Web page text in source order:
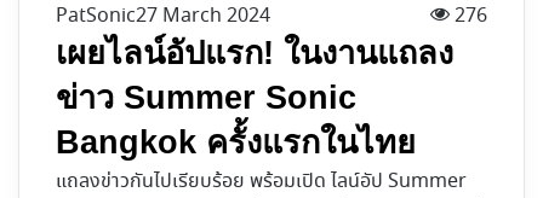
PatSonic27 March 2024 276
เผยไลน์อัปแรก! ในงานแถลง
ข่าว Summer Sonic
Bangkok ครั้งแรกในไทย
แถลงข่าวกันไปเรียบร้อย พร้อมเปิด ไลน์อัป Summer